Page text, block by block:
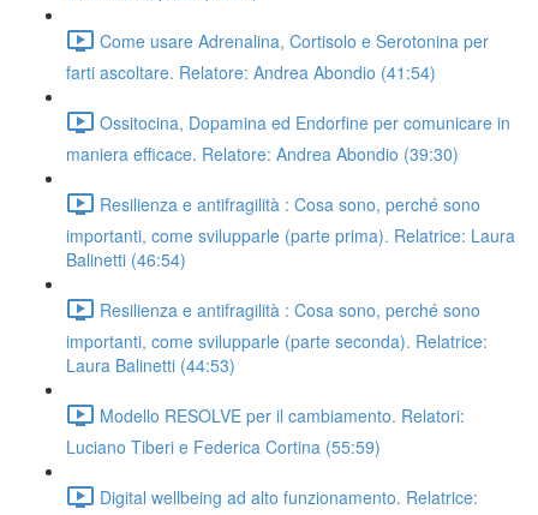
Come usare Adrenalina, Cortisolo e Serotonina per
farti ascoltare. Relatore: Andrea Abondio (41:54)
Ossitocina, Dopamina ed Endorfine per comunicare in
maniera efficace. Relatore: Andrea Abondio (39:30)
Resilienza e antifragilità : Cosa sono, perché sono
importanti, come svilupparle (parte prima). Relatrice: Laura
Balinetti (46:54)
Resilienza e antifragilità : Cosa sono, perché sono
importanti, come svilupparle (parte seconda). Relatrice:
Laura Balinetti (44:53)
Modello RESOLVE per il cambiamento. Relatori:
Luciano Tiberi e Federica Cortina (55:59)
Digital wellbeing ad alto funzionamento. Relatrice: